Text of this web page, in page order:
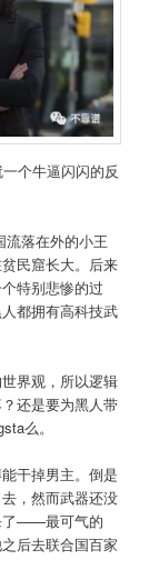
个牛逼闪闪的反
流落在外的小王
民窟长大。后来
特别悲惨的过
都拥有高科技武
界观，所以逻辑
还是要为黑人带
么。
干掉男主。倒是
，然而武器还没
了——最可气的
后去联合国百家